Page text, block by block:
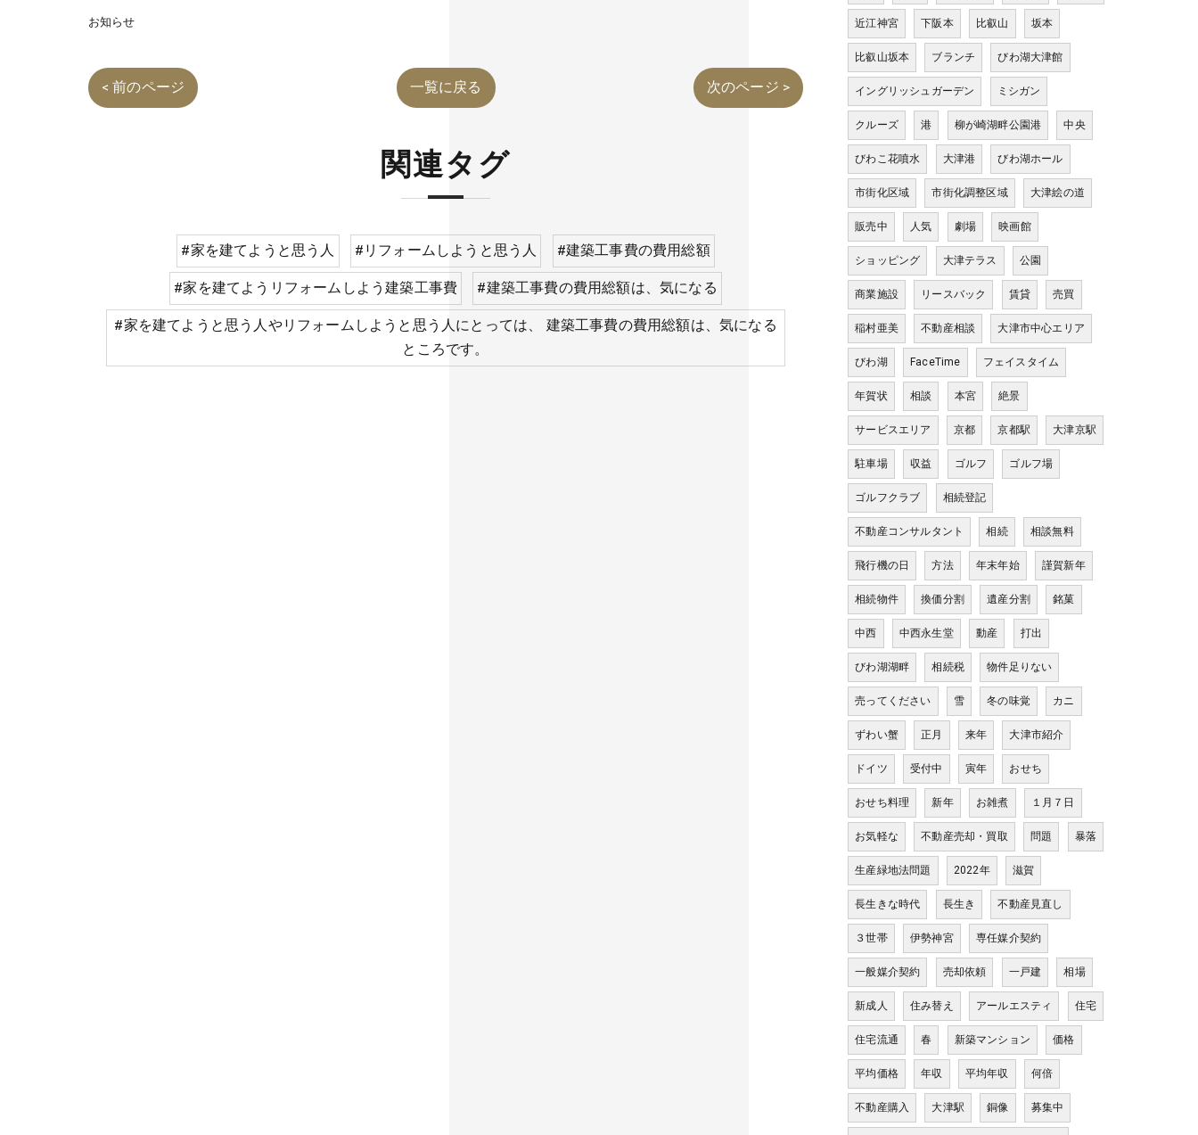
お知らせ
< 前のページ 一覧に戻る 次のページ >
関連タグ
#家を建てようと思う人 #リフォームしようと思う人 #建築工事費の費用総額
#家を建てようリフォームしよう建築工事費 #建築工事費の費用総額は、気になる
#家を建てようと思う人やリフォームしようと思う人にとっては、 建築工事費の費用総額は、気になる
ところです。
近江神宮 下阪本 比叡山 坂本
比叡山坂本 ブランチ びわ湖大津館
イングリッシュガーデン ミシガン
クルーズ 港 柳が崎湖畔公園港 中央
びわこ花噴水 大津港 びわ湖ホール
市街化区域 市街化調整区域 大津絵の道
販売中 人気 劇場 映画館
ショッピング 大津テラス 公園
商業施設 リースバック 賃貸 売買
稲村亜美 不動産相談 大津市中心エリア
びわ湖 FaceTime フェイスタイム
年賀状 相談 本宮 絶景
サービスエリア 京都 京都駅 大津京駅
駐車場 収益 ゴルフ ゴルフ場
ゴルフクラブ 相続登記
不動産コンサルタント 相続 相談無料
飛行機の日 方法 年末年始 謹賀新年
相続物件 換価分割 遺産分割 銘菓
中西 中西永生堂 動産 打出
びわ湖湖畔 相続税 物件足りない
売ってください 雪 冬の味覚 カニ
ずわい蟹 正月 来年 大津市紹介
ドイツ 受付中 寅年 おせち
おせち料理 新年 お雑煮 １月７日
お気軽な 不動産売却・買取 問題 暴落
生産緑地法問題 2022年 滋賀
長生きな時代 長生き 不動産見直し
３世帯 伊勢神宮 専任媒介契約
一般媒介契約 売却依頼 一戸建 相場
新成人 住み替え アールエスティ 住宅
住宅流通 春 新築マンション 価格
平均価格 年収 平均年収 何倍
不動産購入 大津駅 銅像 募集中